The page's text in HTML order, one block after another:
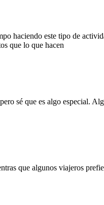
haciendo este tipo de
que lo que hacen
sé que es algo especial.
que algunos viajeros